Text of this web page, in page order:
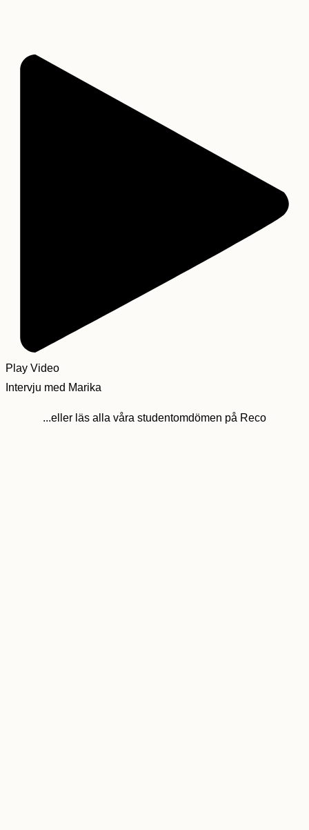
Play Video
Intervju med Marika
...eller läs alla våra studentomdömen på Reco